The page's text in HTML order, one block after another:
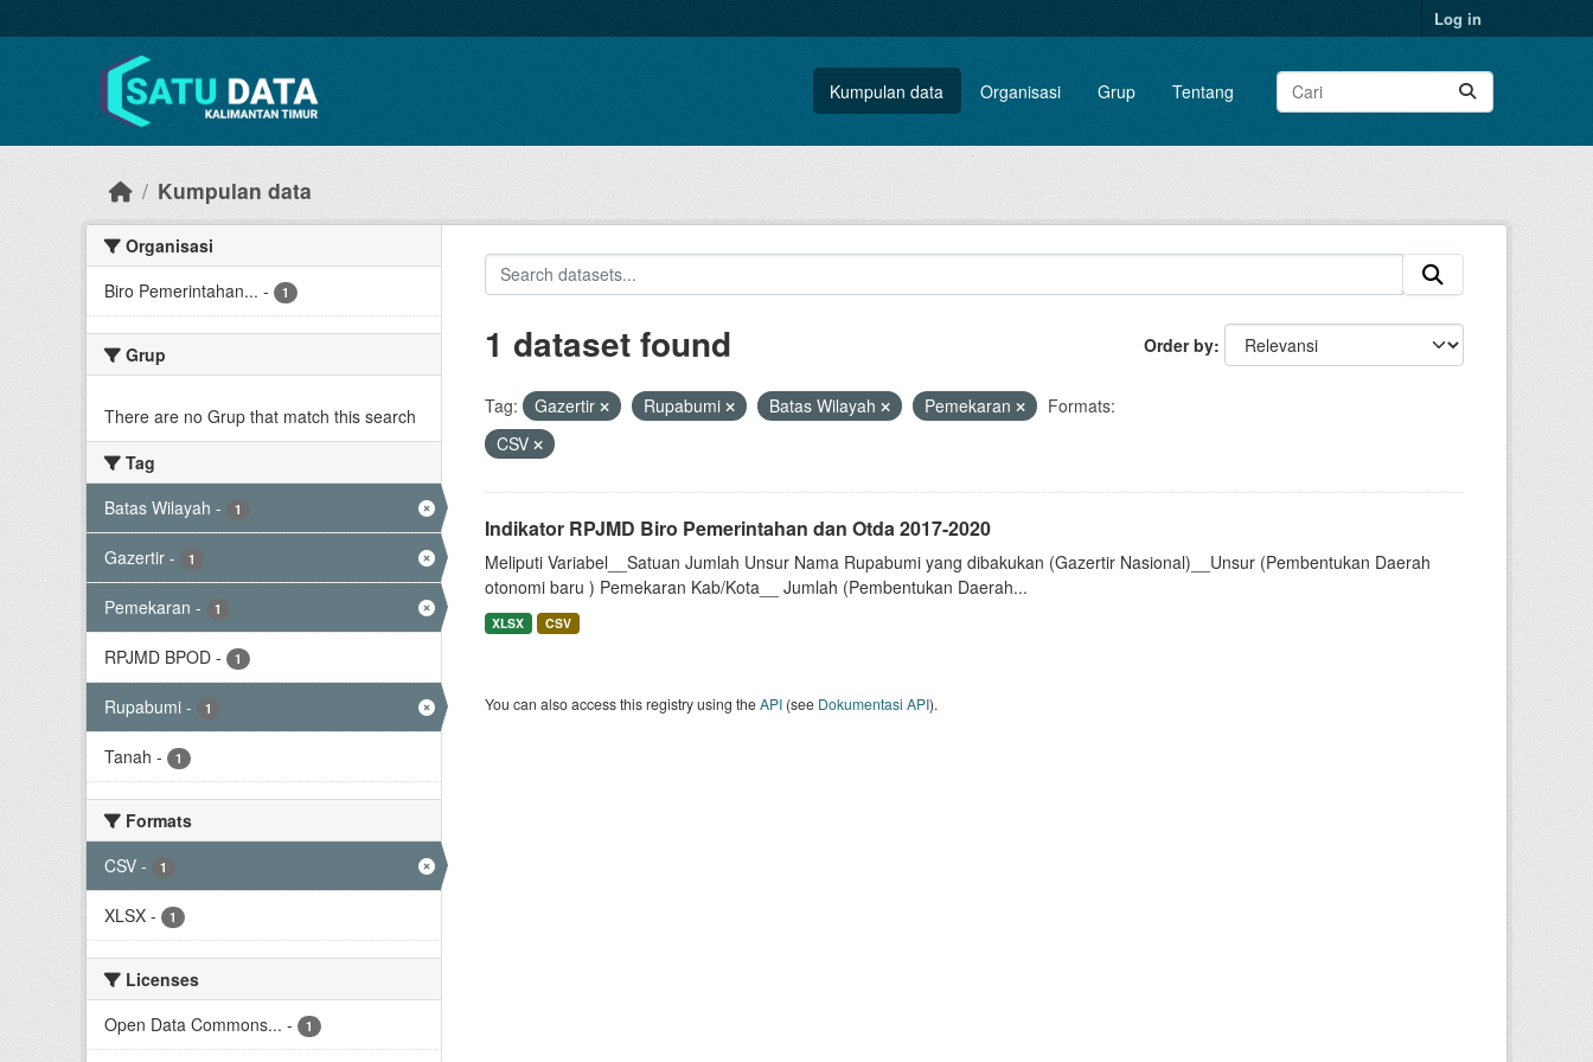
Log in
Kumpulan data Organisasi Grup Tentang
Kumpulan data
Organisasi
Biro Pemerintahan... - 1
Grup
There are no Grup that match this search
Tag
Batas Wilayah - 1
Gazertir - 1
Pemekaran - 1
RPJMD BPOD - 1
Rupabumi - 1
Tanah - 1
Formats
CSV - 1
XLSX - 1
Licenses
Open Data Commons... - 1
Order by
1 dataset found
Tag: Gazertir Rupabumi Batas Wilayah Pemekaran
Formats:
CSV
Indikator RPJMD Biro Pemerintahan dan Otda 2017-2020
Meliputi Variabel__Satuan Jumlah Unsur Nama Rupabumi yang dibakukan (Gazertir Nasional)__Unsur (Pembentukan Daerah
otonomi baru ) Pemekaran Kab/Kota__ Jumlah (Pembentukan Daerah...
XLSX CSV
You can also access this registry using theAPI(see Dokumentasi API).